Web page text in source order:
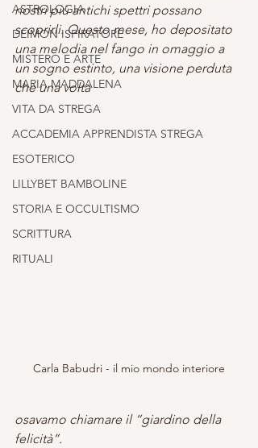
ASTROLOGIA
DEIMON ISPIRATORE
MISTERO E ARTE
MARIA MADDALENA
VITA DA STREGA
ACCADEMIA APPRENDISTA STREGA
ESOTERICO
LILLYBET BAMBOLINE
STORIA E OCCULTISMO
SCRITTURA
RITUALI
nostri più antichi spettri possano
scoprirli. Questo mese, ho depositato
una melodia nel fango in omaggio a
un sogno estinto, una visione perduta
che una volta
Carla Babudri - il mio mondo interiore
osavamo chiamare il “giardino della
felicità”.